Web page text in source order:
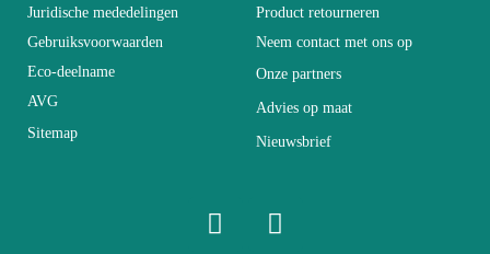
Afmetingen L260xH170xP40
Elektrisch
Juridische mededelingen
Gebruiksvoorwaarden
Eco-deelname
AVG
Sitemap
Product retourneren
Neem contact met ons op
Onze partners
Advies op maat
Nieuwsbrief